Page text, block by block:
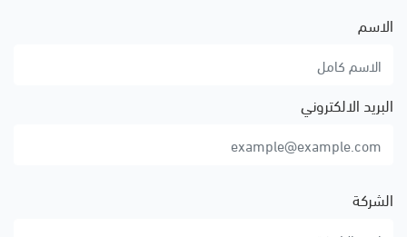
الاسم
البريد الالكتروني
الشركة